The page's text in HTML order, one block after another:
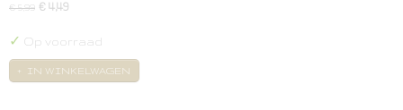
€ 5,99 € 4,49
✓ Op voorraad
IN WINKELWAGEN